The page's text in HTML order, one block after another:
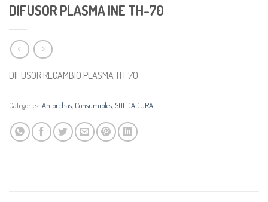
DIFUSOR PLASMA INE TH-70
DIFUSOR RECAMBIO PLASMA TH-70
Categories: Antorchas Consumibles SOLDADURA